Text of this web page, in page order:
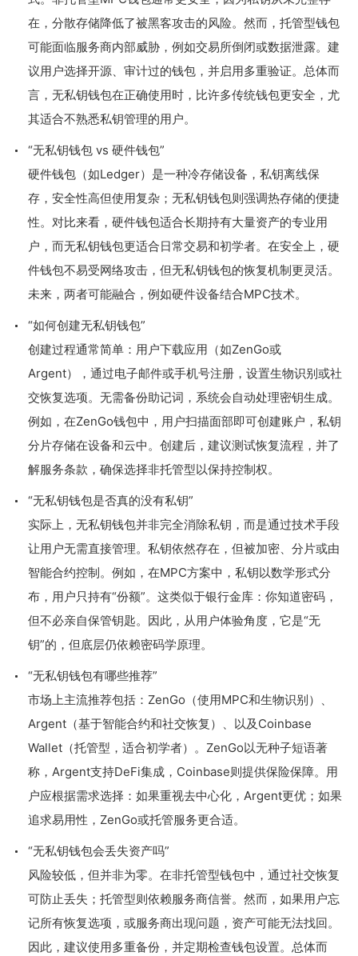
在，分散存储降低了被黑客攻击的风险。然而，托管型钱包
可能面临服务商内部威胁，例如交易所倒闭或数据泄露。建
议用户选择开源、审计过的钱包，并启用多重验证。总体而
言，无私钥钱包在正确使用时，比许多传统钱包更安全，尤
其适合不熟悉私钥管理的用户。
“无私钥钱包 vs 硬件钱包”
硬件钱包（如Ledger）是一种冷存储设备，私钥离线保
存，安全性高但使用复杂；无私钥钱包则强调热存储的便捷
性。对比来看，硬件钱包适合长期持有大量资产的专业用
户，而无私钥钱包更适合日常交易和初学者。在安全上，硬
件钱包不易受网络攻击，但无私钥钱包的恢复机制更灵活。
未来，两者可能融合，例如硬件设备结合MPC技术。
“如何创建无私钥钱包”
创建过程通常简单：用户下载应用（如ZenGo或
Argent），通过电子邮件或手机号注册，设置生物识别或社
交恢复选项。无需备份助记词，系统会自动处理密钥生成。
例如，在ZenGo钱包中，用户扫描面部即可创建账户，私钥
分片存储在设备和云中。创建后，建议测试恢复流程，并了
解服务条款，确保选择非托管型以保持控制权。
“无私钥钱包是否真的没有私钥”
实际上，无私钥钱包并非完全消除私钥，而是通过技术手段
让用户无需直接管理。私钥依然存在，但被加密、分片或由
智能合约控制。例如，在MPC方案中，私钥以数学形式分
布，用户只持有“份额”。这类似于银行金库：你知道密码，
但不必亲自保管钥匙。因此，从用户体验角度，它是“无
钥”的，但底层仍依赖密码学原理。
“无私钥钱包有哪些推荐”
市场上主流推荐包括：ZenGo（使用MPC和生物识别）、
Argent（基于智能合约和社交恢复）、以及Coinbase
Wallet（托管型，适合初学者）。ZenGo以无种子短语著
称，Argent支持DeFi集成，Coinbase则提供保险保障。用
户应根据需求选择：如果重视去中心化，Argent更优；如果
追求易用性，ZenGo或托管服务更合适。
“无私钥钱包会丢失资产吗”
风险较低，但并非为零。在非托管型钱包中，通过社交恢复
可防止丢失；托管型则依赖服务商信誉。然而，如果用户忘
记所有恢复选项，或服务商出现问题，资产可能无法找回。
因此，建议使用多重备份，并定期检查钱包设置。总体而